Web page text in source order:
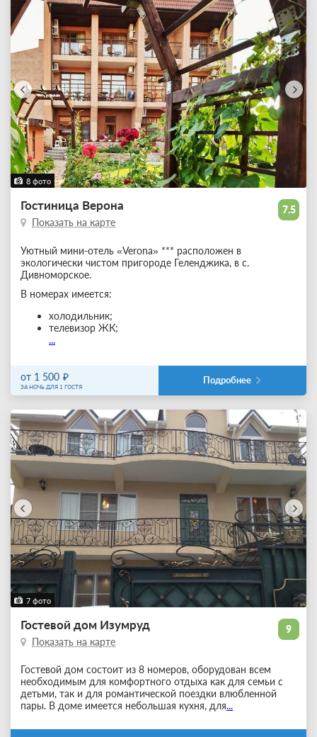
8 фото
7.5
Гостиница Верона
Показать на карте
Уютный мини-отель «Verona» *** расположен в
экологически чистом пригороде Геленджика, в с.
Дивноморское.
В номерах имеется:
холодильник;
телевизор ЖК;
...
от 1 500
ЗА НОЧЬ ДЛЯ 1 ГОСТЯ
Подробнее
7 фото
9
Гостевой дом Изумруд
Показать на карте
Гостевой дом состоит из 8 номеров, оборудован всем
необходимым для комфортного отдыха как для семьи с
детьми, так и для романтической поездки влюбленной
пары. В доме имеется небольшая кухня, для...